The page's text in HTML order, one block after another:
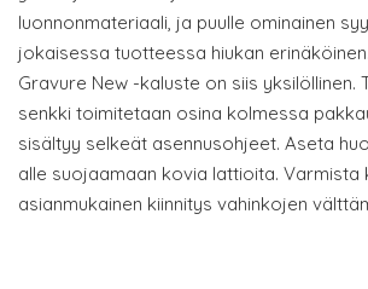
luonnonmateriaali, ja puulle ominainen
jokaisessa tuotteessa hiukan
Gravure New -kaluste on siis yksilöllinen.
senkki toimitetaan osina kolmessa
sisältyy selkeät asennusohjeet. Aseta
alle suojaamaan kovia lattioita. Varmista
asianmukainen kiinnitys vahinkojen